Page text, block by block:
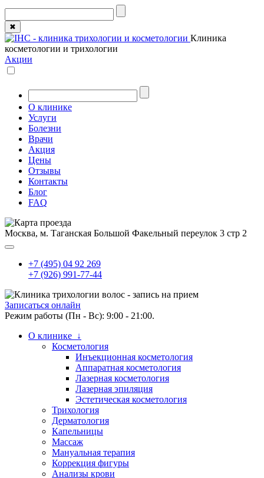
✖
Клиника
косметологии и трихологии
Акции
О клинике
Услуги
Болезни
Врачи
Акция
Цены
Отзывы
Контакты
Блог
FAQ
Москва, м. Таганская Большой Факельный переулок 3 стр 2
+7 (495) 04 92 269
+7 (926) 991-77-44
Записаться онлайн
Режим работы (Пн - Вс): 9:00 - 21:00.
О клинике ↓
Косметология
Инъекционная косметология
Аппаратная косметология
Лазерная косметология
Лазерная эпиляция
Эстетическая косметология
Трихология
Дерматология
Капельницы
Массаж
Мануальная терапия
Коррекция фигуры
Анализы крови